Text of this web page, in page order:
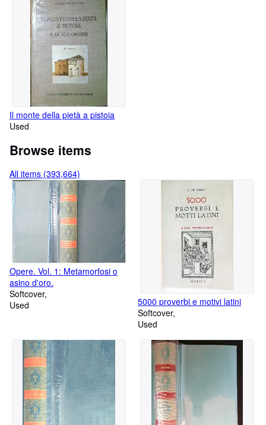
Il monte della pietà a pistoia
Used
Browse items
All items (393,664)
Opere. Vol. 1: Metamorfosi o
asino d'oro.
Softcover
Used
5000 proverbi e motivi latini
Softcover
Used